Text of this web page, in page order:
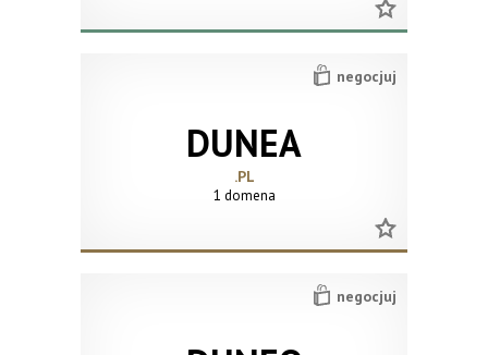
DUNEA
.PL
negocjuj
1 domena
negocjuj